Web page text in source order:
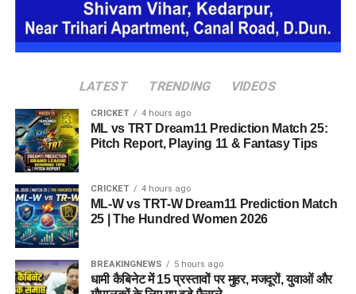
https://www.facebook.com/share/r/1D1dA1ecEx/
LATEST TRENDING VIDEOS
CRICKET 4 hours ago
ML vs TRT Dream11 Prediction Match 25:
Pitch Report, Playing 11 & Fantasy Tips
CRICKET 4 hours ago
ML-W vs TRT-W Dream11 Prediction Match
25 | The Hundred Women 2026
BREAKINGNEWS 5 hours ago
धामी कैबिनेट में 15 प्रस्तावों पर मुहर, मजदूरों, युवाओं और